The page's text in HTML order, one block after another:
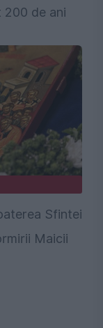
de ani
Sfintei
Maicii